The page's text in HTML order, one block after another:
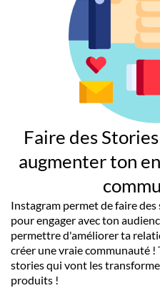
Faire des
augmenter ton
Instagram permet de faire
pour engager avec ton
permettre d'améliorer ta
créer une vraie communauté !
stories qui vont les
produits !